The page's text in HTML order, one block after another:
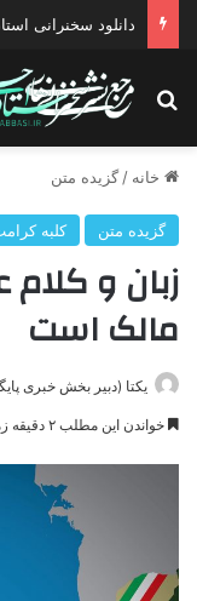
دانلود سخنرانی
جستجو برای
خانه / گزیده متن
گزیده متن کلبه
زبان و
مالک است
یکتا (دبیر بخش خبری
خواندن این مطلب ۲ دقیقه زمان میبرد